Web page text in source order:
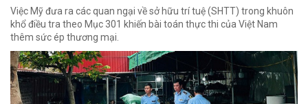
Việc Mỹ đưa ra các quan ngại về sở hữu trí tuệ (SHTT) trong khuôn
khổ điều tra theo Mục 301 khiến bài toán thực thi của Việt Nam
thêm sức ép thương mại.